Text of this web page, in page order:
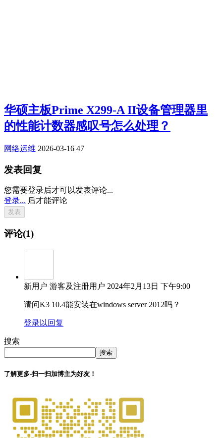
华硕主板Prime X299-A II设备管理器里
的性能计数器感叹号怎么处理？
网络运维 2026-03-16 47
发表回复
您需要登录后才可以发表评论...
登录... 后才能评论
评论(1)
新用户 游客及注册用户 2024年2月13日 下午9:00
请问K3 10.4能安装在windows server 2012吗？
登录以回复
搜索
搜索
了解更多-扫一扫加博主为好友！